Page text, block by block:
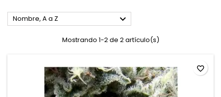
Nombre, A a Z 
Mostrando 1-2 de 2 artículo(s)
favorite_border